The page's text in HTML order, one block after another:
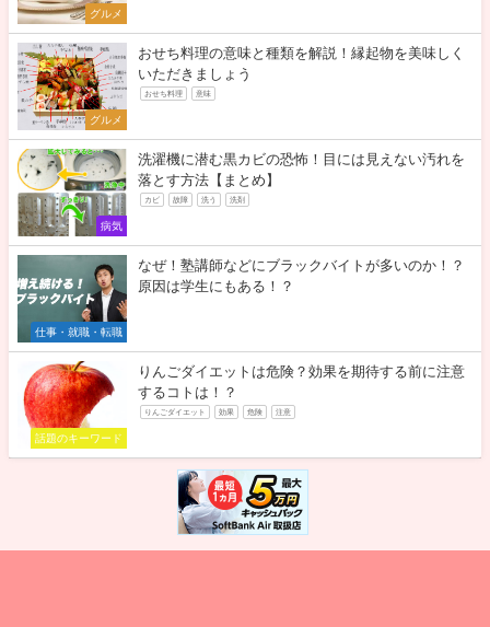
グルメ
グルメ
おせち料理の意味と種類を解説！縁起物を美味しく
いただきましょう
おせち料理 意味
病気
洗濯機に潜む黒カビの恐怖！目には見えない汚れを
落とす方法【まとめ】
カビ 故障 洗う 洗剤
仕事・就職・転職
なぜ！塾講師などにブラックバイトが多いのか！？
原因は学生にもある！？
話題のキーワード
りんごダイエットは危険？効果を期待する前に注意
するコトは！？
りんごダイエット 効果 危険 注意